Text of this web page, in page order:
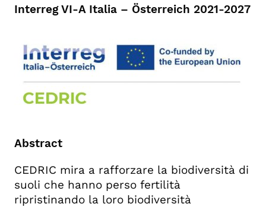
Interreg VI-A Italia – Österreich 2021-2027
Abstract
CEDRIC mira a rafforzare la biodiversità di
suoli che hanno perso fertilità
ripristinando la loro biodiversità